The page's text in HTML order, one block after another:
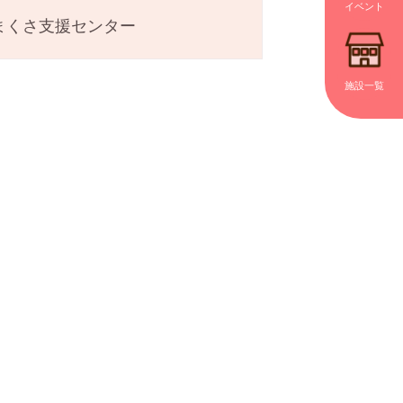
イベント
施設一覧
くさ支援センター